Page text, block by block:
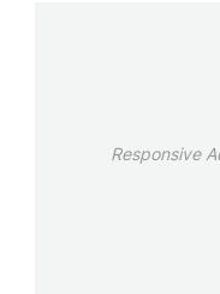
Responsive